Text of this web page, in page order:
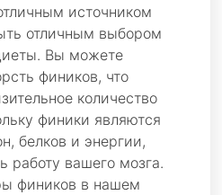
источником
отличным выбором
Вы можете
фиников, что
количество
финики являются
белков и энергии,
работу вашего мозга.
фиников в нашем